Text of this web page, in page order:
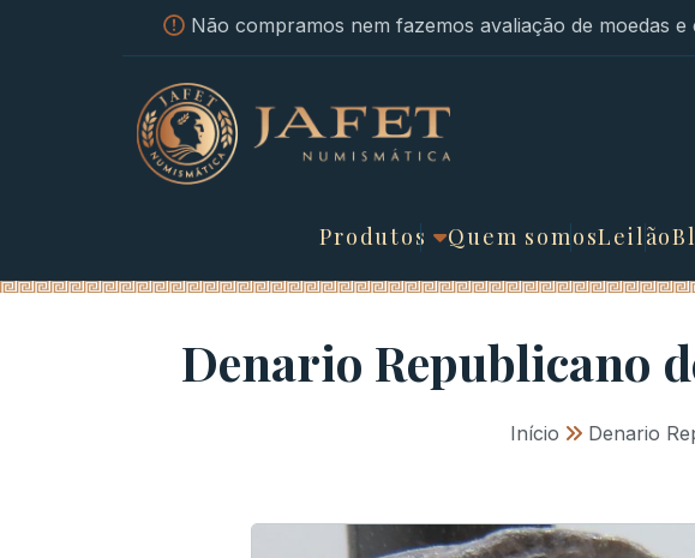
Não compramos nem fazemos avaliação de moedas e
Produtos Quem somosLeilão
Denario Republicano
Início » Denario